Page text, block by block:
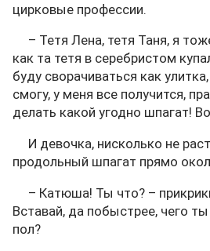
цирковые профессии.
– Тетя Лена, тетя Таня, я
как та тетя в серебристом
буду сворачиваться как
смогу, у меня все получится,
делать какой угодно шпагат!
И девочка, нисколько не
продольный шпагат прямо
– Катюша! Ты что? –
Вставай, да побыстрее, чего
пол?